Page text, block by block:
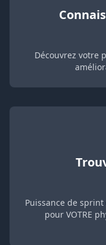
Découvrez votre
Puissance de
pour VOTRE